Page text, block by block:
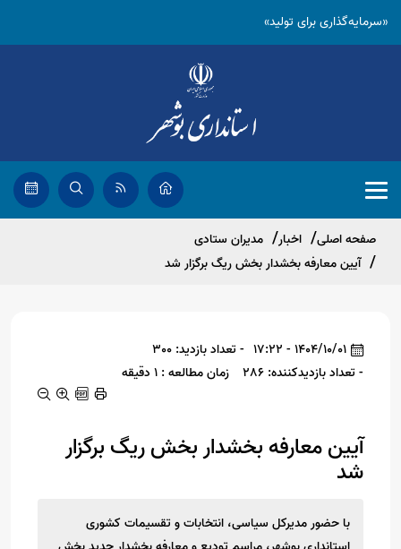
«سرمایه‌گذاری برای تولید»
صفحه اصلی اخبار
مدیران ستادی
آیین معارفه بخشدار بخش ریگ برگزار شد
1404/10/01 - 17:22
- تعداد بازدید: 300
- تعداد بازدیدکننده: 286
زمان مطالعه : 1 دقیقه
آیین معارفه بخشدار بخش ریگ برگزار
شد
با حضور مدیرکل سیاسی، انتخابات و تقسیمات کشوری